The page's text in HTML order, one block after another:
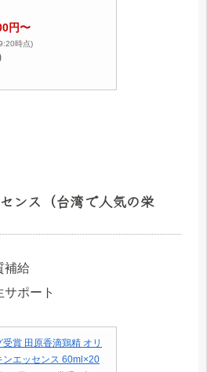
円〜
時点)
ンス（台湾で人気の栄
補給
ポート
受賞 田原香滴鶏精 オリ
ンエッセンス 60ml×20